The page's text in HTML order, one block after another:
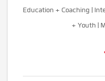
Education + Coaching |
+ Youth |